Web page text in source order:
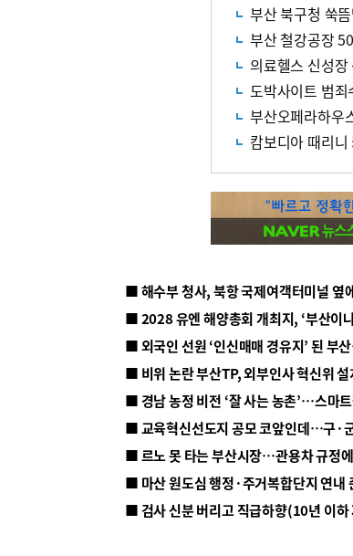
부산 북구청 쑥
부산 철강공장
의료헬스 신성
도박사이트 범
부산오페라하우
캄보디아 때리
■ 해수부 청사, 북항 국제여객터미널 옆
■ 2028 유엔 해양총회 개최지, ‘부산이
■ 외국인 선원 ‘인신매매 경유지’ 된 부
■ 비위 논란 부산TP, 외부인사 혁신위 설
■ 르노 못 타는 부산시장…관용차 규정
■ 마산 원도심 행정·주거복합단지 연내